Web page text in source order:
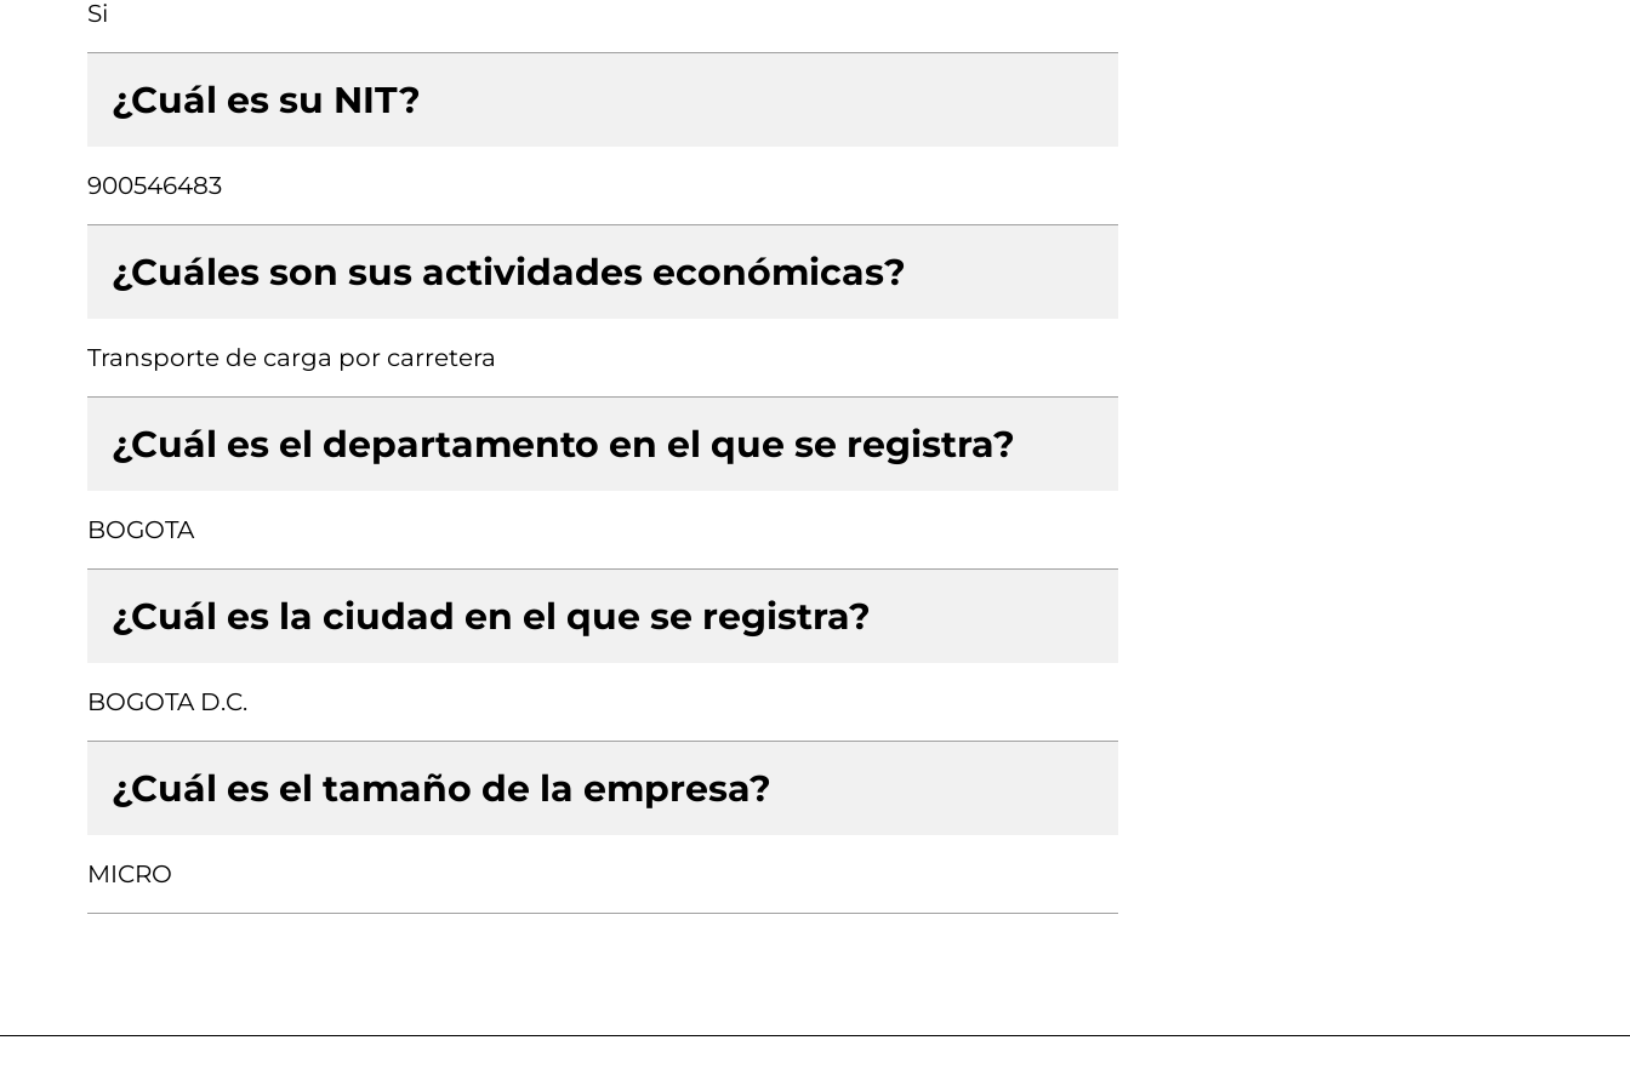
Si
¿Cuál es su NIT?
900546483
¿Cuáles son sus actividades económicas?
Transporte de carga por carretera
¿Cuál es el departamento en el que se registra?
BOGOTA
¿Cuál es la ciudad en el que se registra?
BOGOTA D.C.
¿Cuál es el tamaño de la empresa?
MICRO